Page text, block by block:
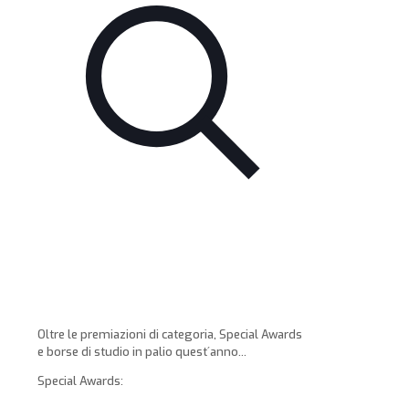
Oltre le premiazioni di categoria, Special Awards
e borse di studio in palio quest´anno…
Special Awards: